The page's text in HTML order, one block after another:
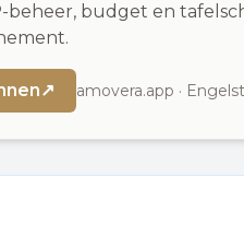
beheer, budget en
↗ amovera.app ·